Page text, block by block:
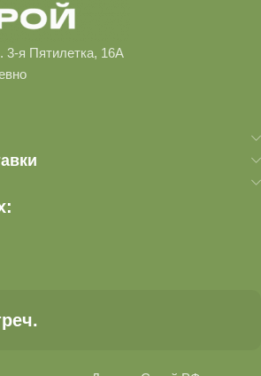
3-я Пятилетка, 16А